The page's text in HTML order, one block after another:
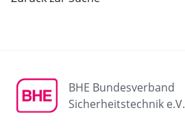
BHE Bundesverband
Sicherheitstechnik e.V.